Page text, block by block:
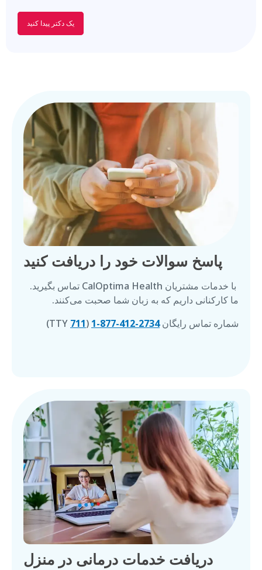
یک دکتر پیدا کنید
پاسخ سوالات خود را دریافت کنید
با خدمات مشتریان CalOptima Health تماس بگیرید.
ما کارکنانی داریم که به زبان شما صحبت می‌کنند.
شماره تماس رایگان1-877-412-2734
(
TTY 711
)
دریافت خدمات درمانی در منزل